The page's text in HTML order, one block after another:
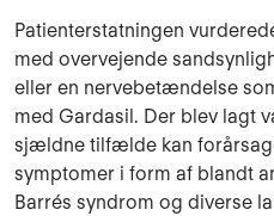
Patienterstatningen
med overvejende
eller en nervebetændelse
med Gardasil. Der blev lagt
sjældne tilfælde kan
symptomer i form af blandt
Barrés syndrom og diverse